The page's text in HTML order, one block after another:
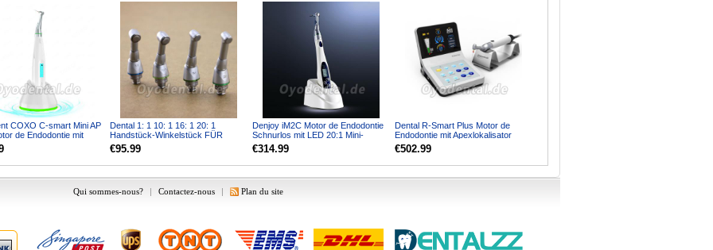
COXO C-smart Mini AP
de Endodontie mit
Dental 1: 1 10: 1 16: 1 20: 1
Handstück-Winkelstück FÜR
ENDOMOTOR Wurzelkanalbeh...
€95.99
Denjoy iM2C Motor de Endodontie
Schnurlos mit LED 20:1 Mini-
Winkelstück
€314.99
Dental R-Smart Plus Motor de
Endodontie mit Apexlokalisator
Kabellos OLED-Bildsc...
€502.99
Qui sommes-nous? | Contactez-nous | Plan du site